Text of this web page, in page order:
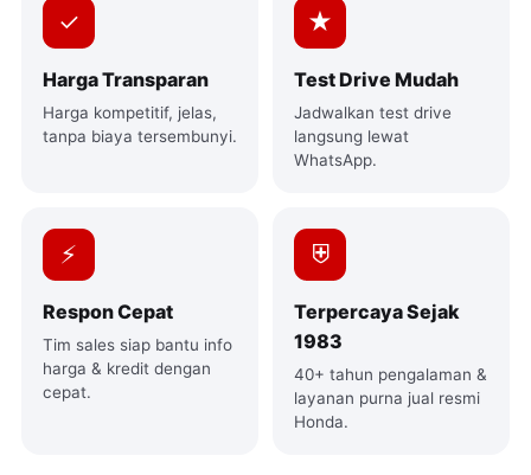
✓
Harga Transparan
Harga kompetitif, jelas,
tanpa biaya tersembunyi.
★
Test Drive Mudah
Jadwalkan test drive
langsung lewat
WhatsApp.
⚡
Respon Cepat
Tim sales siap bantu info
harga & kredit dengan
cepat.
⛨
Terpercaya Sejak
1983
40+ tahun pengalaman &
layanan purna jual resmi
Honda.